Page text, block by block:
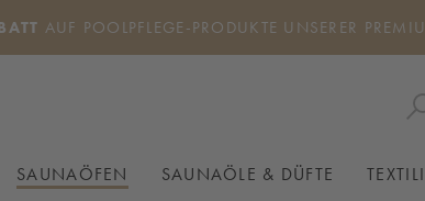
AUF POOLPFLEGE-PRODUKTE UNSERER
SAUNAÖFEN SAUNAÖLE & DÜFTE